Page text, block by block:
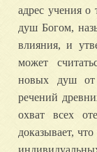
адрес учения о
душ Богом,
влияния, и
может
новых душ от
речений
охват всех
доказывает,